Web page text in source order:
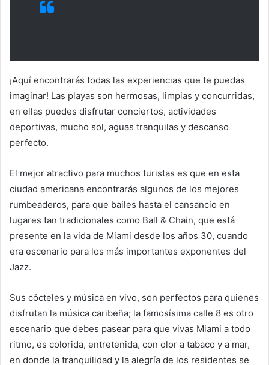
¡Aquí encontrarás todas las experiencias que te puedas
imaginar! Las playas son hermosas, limpias y concurridas,
en ellas puedes disfrutar conciertos, actividades
deportivas, mucho sol, aguas tranquilas y descanso
perfecto.
El mejor atractivo para muchos turistas es que en esta
ciudad americana encontrarás algunos de los mejores
rumbeaderos, para que bailes hasta el cansancio en
lugares tan tradicionales como Ball & Chain, que está
presente en la vida de Miami desde los años 30, cuando
era escenario para los más importantes exponentes del
Jazz.
Sus cócteles y música en vivo, son perfectos para quienes
disfrutan la música caribeña; la famosísima calle 8 es otro
escenario que debes pasear para que vivas Miami a todo
ritmo, es colorida, entretenida, con olor a tabaco y a mar,
en donde la tranquilidad y la alegría de los residentes se